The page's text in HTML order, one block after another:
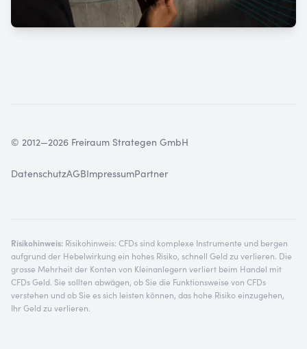
© 2012—2026 Freiraum Strategen GmbH
DatenschutzAGBImpressumPartner
Risikohinweis: Risikohinweis: CFDs sind komplexe Instrumente und bergen
aufgrund der Hebelwirkung ein hohes Risiko, schnell Geld zu verlieren. Die
grosse Mehrheit der Konten von Kleinanlegern verliert beim Handel mit
CFDs Geld. Sie sollten abwägen, ob Sie die Funktionsweise von CFDs
verstehen und ob Sie es sich leisten können, das hohe Risiko einzugehen,
Ihr Geld zu verlieren.